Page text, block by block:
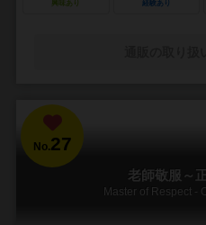
興味あり 経験あり
No.27
老師敬服～
Master of Respect -